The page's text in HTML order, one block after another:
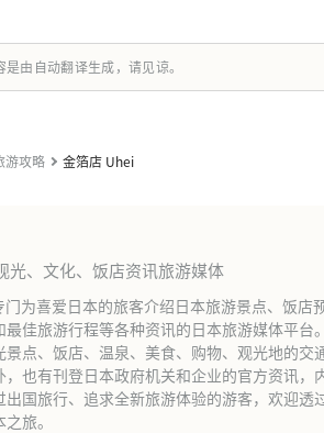
由自动翻译生成，请见谅。
游攻略 金箔店 Uhei
光、文化、饭店资讯旅游媒体
门为喜爱日本的旅客介绍日本旅游景点、饭店
最佳旅游行程等各种资讯的日本旅游媒体平台
景点、饭店、温泉、美食、购物、观光地的交
，也有刊登日本政府机关和企业的官方资讯，
国旅行、追求全新旅游体验的游客，欢迎透
旅。